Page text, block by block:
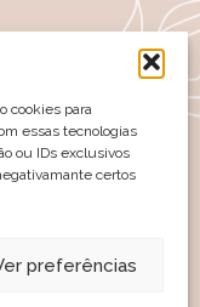
cookies para
essas tecnologias
ou IDs exclusivos
certos
preferências